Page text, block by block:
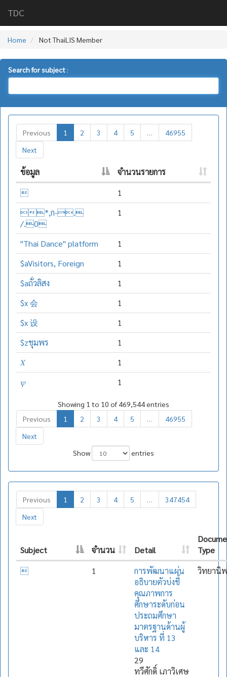
TDC
Home Not ThaiLIS Member
Search for subject :
Previous 1 2 3 4 5 …
46955
Next
ข้อมูล
จำนวนรายการ

1
*,ก-.
/.0
1
"Thai Dance" platform
1
$aVisitors, Foreign
1
$aถั่วลิสง
1
$x 会
1
$x 设
1
$zชุมพร
1
𝑋
1
𝜓
1
Showing 1 to 10 of 469,544 entries
Previous
1 2 3 4 5 …
46955
Next
Show
entries
Previous 1 2 3 4 5 …
347454
Next
Subject จำนวน Detail
Type

1
การพัฒนาแผ่น
อธิบายตัวบ่งชี้
คุณภาพการ
ศึกษาระดับก่อน
ประถมศึกษา
มาตรฐานด้านผู้
บริหาร ที่ 13
และ 14
29
ทวีศักดิ์ เภาวิเศษ
วิทยานิ